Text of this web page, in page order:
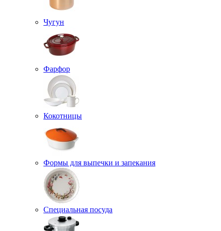
Чугун
Фарфор
Кокотницы
Формы для выпечки и запекания
Специальная посуда